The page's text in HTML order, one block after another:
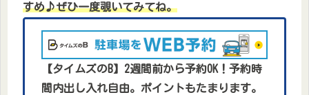
すめ♪ぜひ一度覗いてみてね。
【タイムズのB】2週間前から予約OK！予約時
間内出し入れ自由。ポイントもたまります。